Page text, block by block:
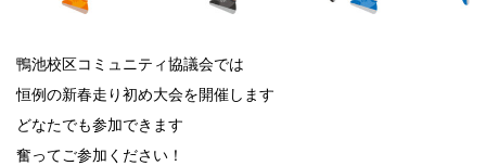
鴨池校区コミュニティ協議会では
恒例の新春走り初め大会を開催します
どなたでも参加できます
奮ってご参加ください！